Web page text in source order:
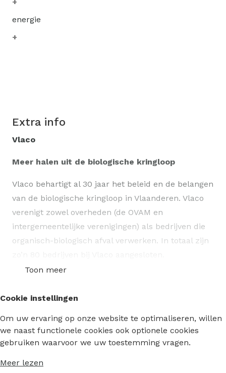
energie
Extra info
Vlaco
Meer halen uit de biologische kringloop
Vlaco behartigt al 30 jaar het beleid en de belangen
van de biologische kringloop in Vlaanderen. Vlaco
verenigt zowel overheden (de OVAM en
intergemeentelijke verenigingen) als bedrijven die
organisch-biologisch afval verwerken. In totaal zijn
niet gecombineerd met mest en energiegewassen
worden deze grondstoffen door onze leden
biologisch behandeld via composteren of vergisten.
Zo produceren we compost, digestaat, en dus
bodemverbeteraars en organische meststoffen.
Toon meer
Cookie instellingen
Om uw ervaring op onze website te optimaliseren, willen
we naast functionele cookies ook optionele cookies
gebruiken waarvoor we uw toestemming vragen.
Meer lezen